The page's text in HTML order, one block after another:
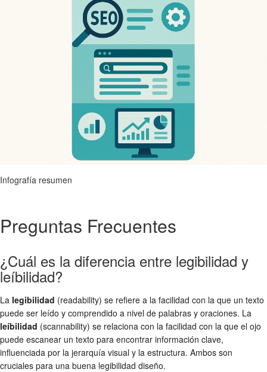
Infografía resumen
Preguntas Frecuentes
¿Cuál es la diferencia entre legibilidad y
leíbilidad?
La legibilidad (readability) se refiere a la facilidad con la que un texto
puede ser leído y comprendido a nivel de palabras y oraciones. La
leíbilidad (scannability) se relaciona con la facilidad con la que el ojo
puede escanear un texto para encontrar información clave,
influenciada por la jerarquía visual y la estructura. Ambos son
cruciales para una buena legibilidad diseño.